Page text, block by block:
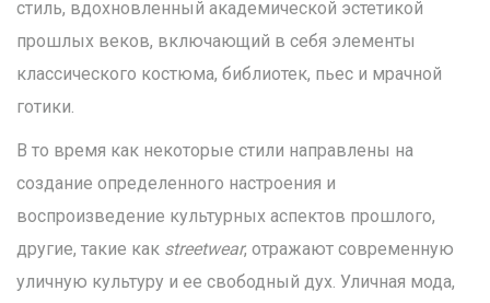
стиль, вдохновленный академической эстетикой
прошлых веков, включающий в себя элементы
классического костюма, библиотек, пьес и мрачной
готики.
В то время как некоторые стили направлены на
создание определенного настроения и
воспроизведение культурных аспектов прошлого,
другие, такие как streetwear, отражают современную
уличную культуру и ее свободный дух. Уличная мода,